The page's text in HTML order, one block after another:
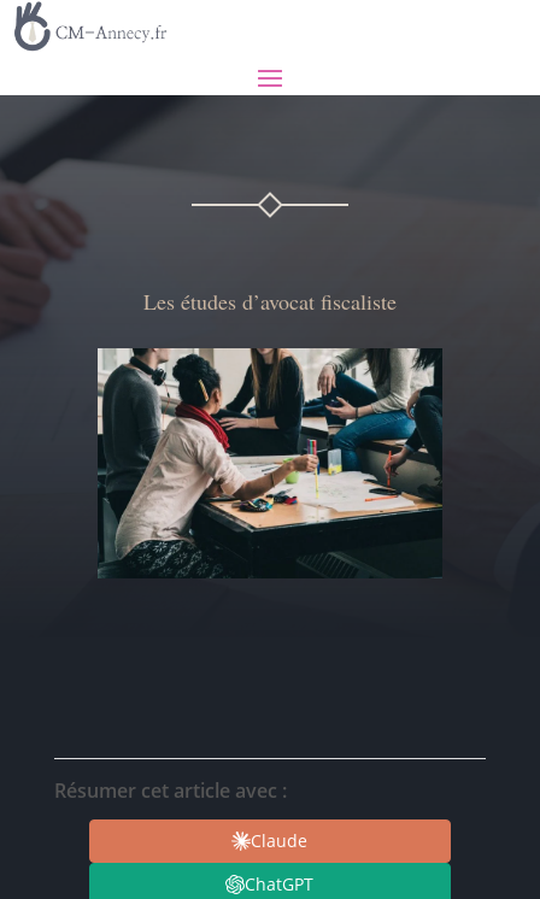
Les études d’avocat fiscaliste
Résumer cet article avec :
Claude
ChatGPT